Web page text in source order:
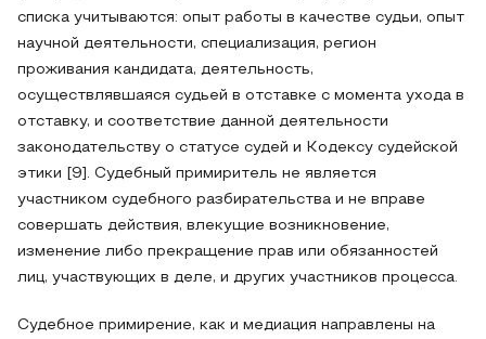
списка учитываются: опыт работы в качестве судьи, опыт
научной деятельности, специализация, регион
проживания кандидата, деятельность,
осуществлявшаяся судьей в отставке с момента ухода в
отставку, и соответствие данной деятельности
законодательству о статусе судей и Кодексу судейской
этики [9]. Судебный примиритель не является
участником судебного разбирательства и не вправе
совершать действия, влекущие возникновение,
изменение либо прекращение прав или обязанностей
лиц, участвующих в деле, и других участников процесса.
Судебное примирение, как и медиация направлены на